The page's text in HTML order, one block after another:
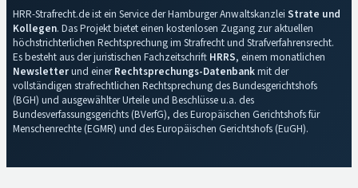
HRR-Strafrecht.de ist ein Service der Hamburger Anwaltskanzlei Strate und
Kollegen. Das Projekt bietet einen kostenlosen Zugang zur aktuellen
höchstrichterlichen Rechtsprechung im Strafrecht und Strafverfahrensrecht.
Es besteht aus der juristischen Fachzeitschrift HRRS, einem monatlichen
Newsletterund einerRechtsprechungs-Datenbankmit der
vollständigen strafrechtlichen Rechtsprechung des Bundesgerichtshofs
(BGH) und ausgewählter Urteile und Beschlüsse u.a. des
Bundesverfassungsgerichts (BVerfG), des Europäischen Gerichtshofs für
Menschenrechte (EGMR) und des Europäischen Gerichtshofs (EuGH).